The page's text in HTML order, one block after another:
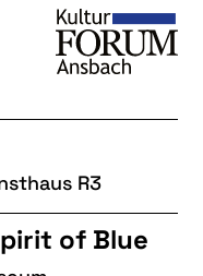
R3
of Blue